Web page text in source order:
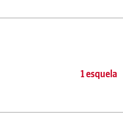
1 esquela